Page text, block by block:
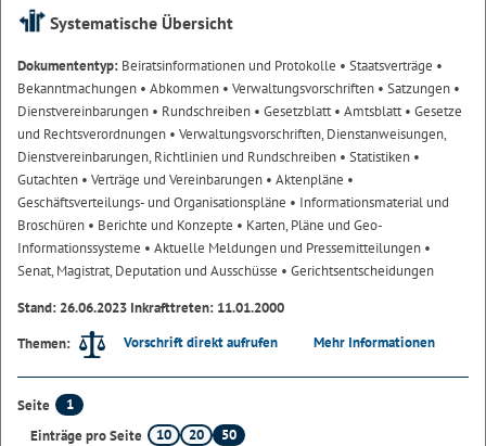
Systematische Übersicht
Dokumententyp: Beiratsinformationen und Protokolle • Staatsverträge •
Bekanntmachungen • Abkommen • Verwaltungsvorschriften • Satzungen •
Dienstvereinbarungen • Rundschreiben • Gesetzblatt• Amtsblatt• Gesetze
und Rechtsverordnungen • Verwaltungsvorschriften, Dienstanweisungen,
Dienstvereinbarungen, Richtlinien und Rundschreiben • Statistiken •
Gutachten • Verträge und Vereinbarungen • Aktenpläne •
Geschäftsverteilungs- und Organisationspläne • Informationsmaterial und
Broschüren • Berichte und Konzepte • Karten, Pläne und Geo-
Informationssysteme • Aktuelle Meldungen und Pressemitteilungen •
Senat, Magistrat, Deputation und Ausschüsse • Gerichtsentscheidungen
Stand: 26.06.2023 Inkrafttreten: 11.01.2000
Themen:
Vorschrift direkt aufrufen Mehr Informationen
Seite
1
Einträge pro Seite
10 20 50